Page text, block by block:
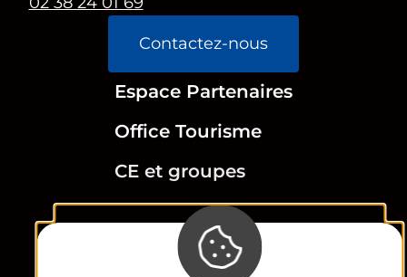
Contactez-nous
Espace Partenaires
Office Tourisme
CE et groupes
Newsletter